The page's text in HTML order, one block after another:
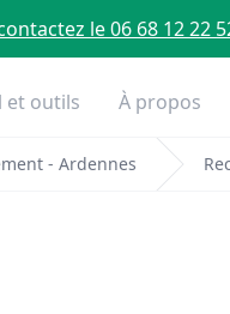
le 06 68 12 22
et outils À propos
- Ardennes